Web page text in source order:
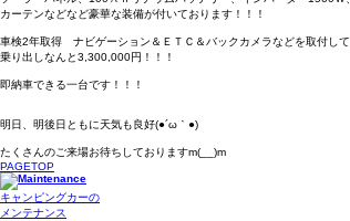
カーテンなどなど豪華な装備が付いております！！！
車検2年取得 ナビゲーション＆ＥＴＣ＆バックカメラなどを取付して
乗り出しなんと3,300,000円！！！
即納車できる一台です！！！
明日、明後日ともに天気も良好(●´ω｀●)
たくさんのご来場お待ちしておりますm(__)m
PAGETOP
キャンピングカーの
メンテナンス